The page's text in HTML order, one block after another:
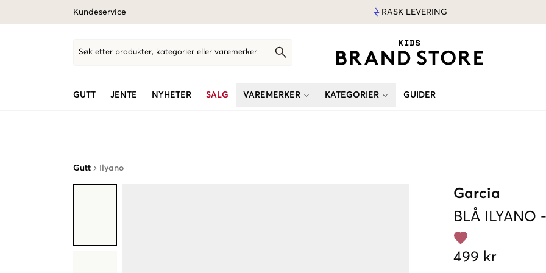
Kundeservice RASK LEVERING
Søk etter produkter, kategorier eller varemerker
GUTT JENTE NYHETER SALG VAREMERKER KATEGORIER GUIDER
Gutt Ilyano
Garcia
BLÅ
ILYANO -
499 kr